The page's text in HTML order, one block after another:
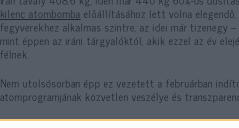
kilenc atombomba előállításához lett volna
fegyverekhez alkalmas szintre, az idei már tizenegy
mint éppen az iráni tárgyalóktól, akik ezzel az év
félnek.
Nem utolsósorban épp ez vezetett a februárban
atomprogramjának közvetlen veszélye és